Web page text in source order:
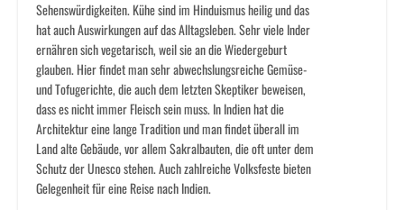
Sehenswürdigkeiten. Kühe sind im Hinduismus heilig und das
hat auch Auswirkungen auf das Alltagsleben. Sehr viele Inder
ernähren sich vegetarisch, weil sie an die Wiedergeburt
glauben. Hier findet man sehr abwechslungsreiche Gemüse-
und Tofugerichte, die auch dem letzten Skeptiker beweisen,
dass es nicht immer Fleisch sein muss. In Indien hat die
Architektur eine lange Tradition und man findet überall im
Land alte Gebäude, vor allem Sakralbauten, die oft unter dem
Schutz der Unesco stehen. Auch zahlreiche Volksfeste bieten
Gelegenheit für eine Reise nach Indien.